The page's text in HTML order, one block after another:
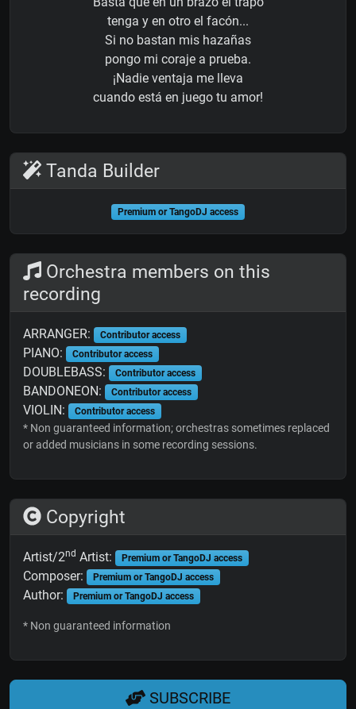
tenga y en otro el facón...
Si no bastan mis hazañas
pongo mi coraje a prueba.
¡Nadie ventaja me lleva
cuando está en juego tu amor!
Tanda Builder
Premium or TangoDJ access
Orchestra members on this
recording
ARRANGER: Contributor access
PIANO: Contributor access
DOUBLEBASS: Contributor access
BANDONEON: Contributor access
VIOLIN: Contributor access
* Non guaranteed information; orchestras sometimes replaced
or added musicians in some recording sessions.
Copyright
Artist/2nd Artist: Premium or TangoDJ access
Composer: Premium or TangoDJ access
Author: Premium or TangoDJ access
* Non guaranteed information
SUBSCRIBE